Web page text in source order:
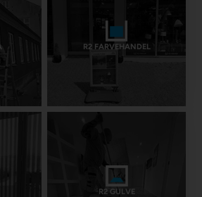
R2 FARVEHANDEL
R2 GULVE